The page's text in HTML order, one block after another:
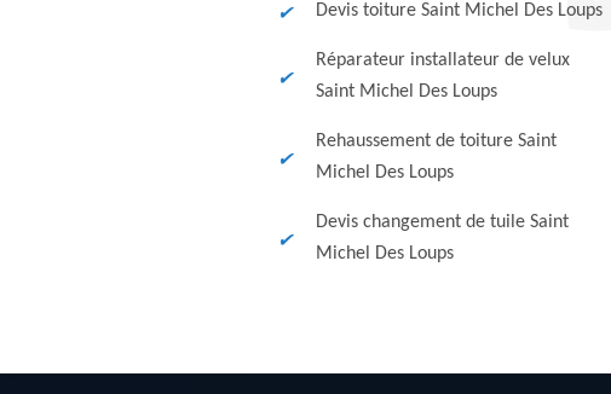
Devis toiture Saint Michel Des Loups
Réparateur installateur de velux
Saint Michel Des Loups
Rehaussement de toiture Saint
Michel Des Loups
Devis changement de tuile Saint
Michel Des Loups